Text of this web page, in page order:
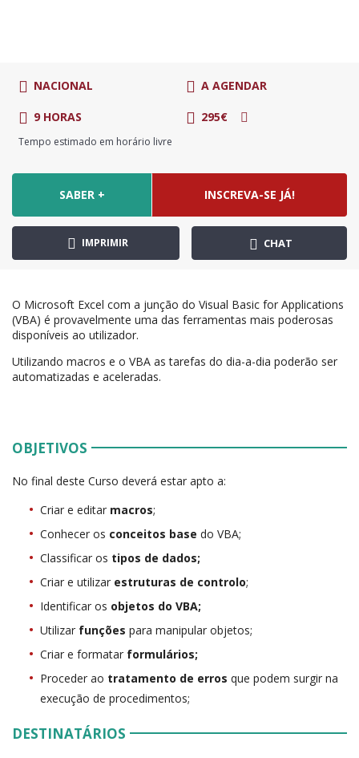
NACIONAL A AGENDAR
9 HORAS
Tempo estimado em horário livre
295€
SABER + INSCREVA-SE JÁ!
IMPRIMIR CHAT
O Microsoft Excel com a junção do Visual Basic for Applications
(VBA) é provavelmente uma das ferramentas mais poderosas
disponíveis ao utilizador.
Utilizando macros e o VBA as tarefas do dia-a-dia poderão ser
automatizadas e aceleradas.
OBJETIVOS
No final deste Curso deverá estar apto a:
Criar e editar macros;
Conhecer os conceitos base do VBA;
Classificar os tipos de dados;
Criar e utilizar estruturas de controlo;
Identificar os objetos do VBA;
Utilizar funções para manipular objetos;
Criar e formatar formulários;
Proceder ao tratamento de erros que podem surgir na
execução de procedimentos;
DESTINATÁRIOS